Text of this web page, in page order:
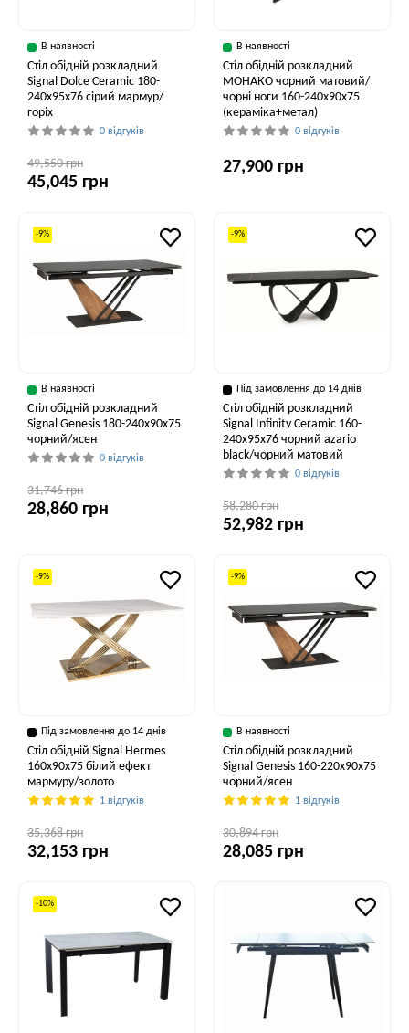
В наявності
Стіл обідній розкладний
Signal Dolce Ceramic 180-
240x95x76 сірий мармур/
горіх
0 відгуків
49,550 грн
45,045 грн
В наявності
Стіл обідній розкладний
МОНАКО чорний матовий/
чорні ноги 160-240x90x75
(кераміка+метал)
0 відгуків
27,900 грн
-9%
В наявності
Стіл обідній розкладний
Signal Genesis 180-240x90x75
чорний/ясен
0 відгуків
31,746 грн
28,860 грн
-9%
Під замовлення до 14 днів
Стіл обідній розкладний
Signal Infinity Ceramic 160-
240x95x76 чорний azario
black/чорний матовий
0 відгуків
58,280 грн
52,982 грн
-9%
Під замовлення до 14 днів
Стіл обідній Signal Hermes
160x90x75 білий ефект
мармуру/золото
1 відгуків
35,368 грн
32,153 грн
-9%
В наявності
Стіл обідній розкладний
Signal Genesis 160-220x90x75
чорний/ясен
1 відгуків
30,894 грн
28,085 грн
-10%